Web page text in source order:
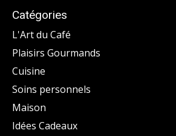
Catégories
L'Art du Café
Plaisirs Gourmands
Cuisine
Soins personnels
Maison
Idées Cadeaux